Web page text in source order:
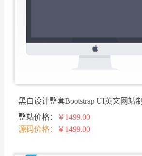
黑白设计整套Bootstrap UI英文网站制
作模板
整站价格：
￥1499.00
源码价格：
￥1499.00